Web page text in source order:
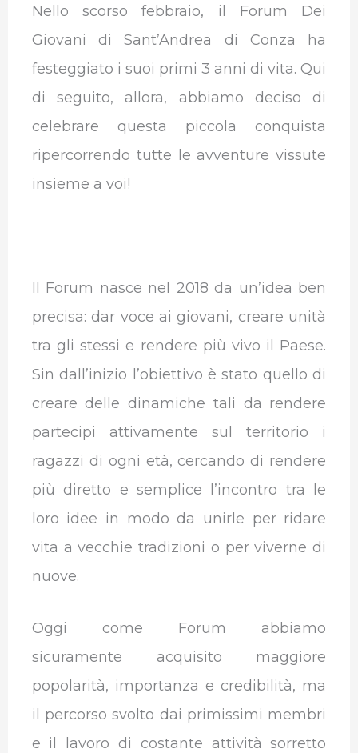
Nello scorso febbraio, il Forum Dei
Giovani di Sant’Andrea di Conza ha
festeggiato i suoi primi 3 anni di vita. Qui
di seguito, allora, abbiamo deciso di
celebrare questa piccola conquista
ripercorrendo tutte le avventure vissute
insieme a voi!
Il Forum nasce nel 2018 da un’idea ben
precisa: dar voce ai giovani, creare unità
tra gli stessi e rendere più vivo il Paese.
Sin dall’inizio l’obiettivo è stato quello di
creare delle dinamiche tali da rendere
partecipi attivamente sul territorio i
ragazzi di ogni età, cercando di rendere
più diretto e semplice l’incontro tra le
loro idee in modo da unirle per ridare
vita a vecchie tradizioni o per viverne di
nuove.
Oggi come Forum abbiamo
sicuramente acquisito maggiore
popolarità, importanza e credibilità, ma
il percorso svolto dai primissimi membri
e il lavoro di costante attività sorretto